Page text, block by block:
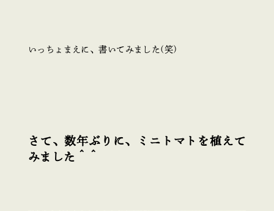
いっちょまえに、書いてみました(笑)
さて、数年ぶりに、ミニトマトを植えて
みました＾＾